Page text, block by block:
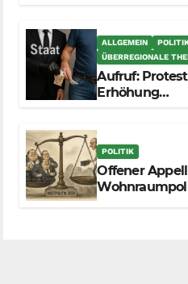
ALLGEMEIN
ÜBERREGIONALE
Aufruf:
Erhöhung
POLITIK
Offener